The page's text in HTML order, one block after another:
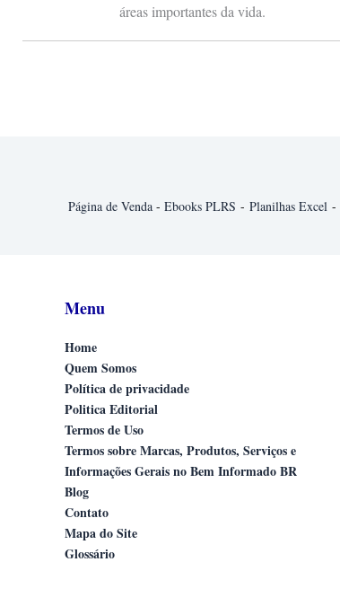
áreas importantes da vida.
Página de Venda- Ebooks PLRS - Planilhas Excel-
Menu
Home
Quem Somos
Política de privacidade
Politica Editorial
Termos de Uso
Termos sobre Marcas, Produtos, Serviços e
Informações Gerais no Bem Informado BR
Blog
Contato
Mapa do Site
Glossário